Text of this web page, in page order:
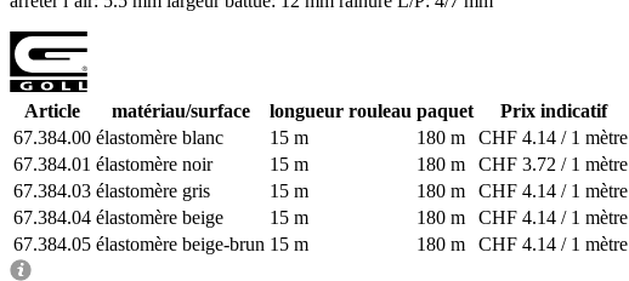
Article matériau/surface longueur rouleau paquet
Prix indicatif
67.384.00 élastomère blanc 15 m 180 m
CHF 4.14 / 1 mètre
67.384.01 élastomère noir 15 m 180 m
CHF 3.72 / 1 mètre
67.384.03 élastomère gris 15 m 180 m
CHF 4.14 / 1 mètre
67.384.04 élastomère beige 15 m 180 m
CHF 4.14 / 1 mètre
67.384.05 élastomère beige-brun 15 m 180 m CHF 4.14 / 1 mètre